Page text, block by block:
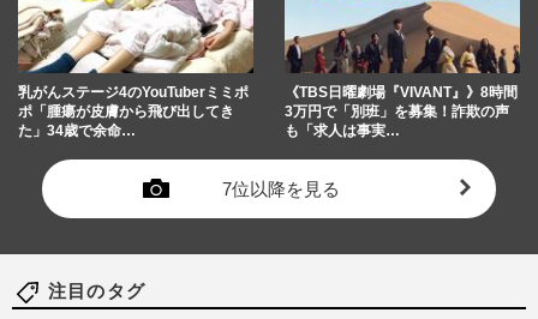
乳がんステージ4のYouTuberミミポ
ポ「腫瘍が皮膚から飛び出してき
た」34歳で余命…
《TBS日曜劇場『VIVANT』》8時間
3万円で「別班」を募集！詐欺の声
も「求人は事実…
7位以降を見る
注目のタグ